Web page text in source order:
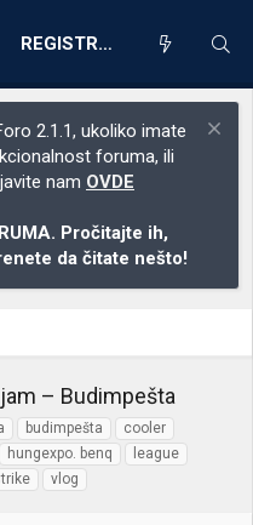
REGISTRACIJA
2.1.1, ukoliko imate
foruma, ili
nam OVDE
Pročitajte ih,
da čitate nešto!
– Budimpešta
budimpešta
cooler
hungexpo. benq
league
vlog